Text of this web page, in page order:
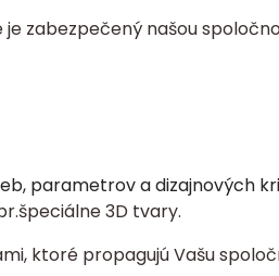
zabezpečený našou
parametrov a dizajnových
3D tvary.
ktoré propagujú Vašu